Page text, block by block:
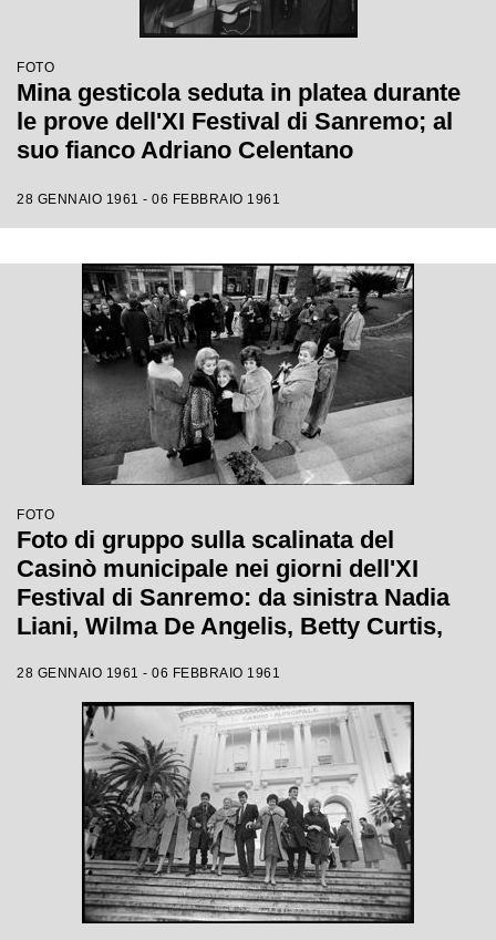
FOTO
Mina gesticola seduta in platea durante
le prove dell'XI Festival di Sanremo; al
suo fianco Adriano Celentano
28 GENNAIO 1961 - 06 FEBBRAIO 1961
FOTO
Foto di gruppo sulla scalinata del
Casinò municipale nei giorni dell'XI
Festival di Sanremo: da sinistra Nadia
Liani, Wilma De Angelis, Betty Curtis,
Mazzetti
28 GENNAIO 1961 - 06 FEBBRAIO 1961